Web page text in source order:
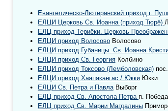
Евангелическо-Лютеранский приход г.
ЕЛЦИ Церковь Св. Иоанна (приход Тюрё)
ЕЛЦ приход Териёки. Церковь
ЕЛЦИ приход ВолосовоВолосово
ЕЛЦИ приход Губаницы. Св. Иоанна
ЕЛЦИ приход Cв. ГеоргияКолбино
ЕЛЦИ приход Токсово (Лемболовская)пос.
ЕЛЦИ приход Хаапакангас / ЮккиЮкки
ЕЛЦИ Св. Петра и ПавлаВыборг
ЕЛЦ приход Св. Апостола Петра п.
ЕЛЦ приход Св. Марии Магдалины